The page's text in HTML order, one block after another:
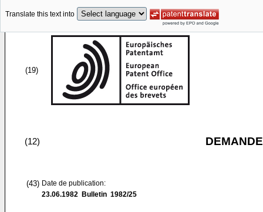
Translate this text into
(19)
(12)
(43) Date de publication:
23.06.1982 Bulletin 1982/25